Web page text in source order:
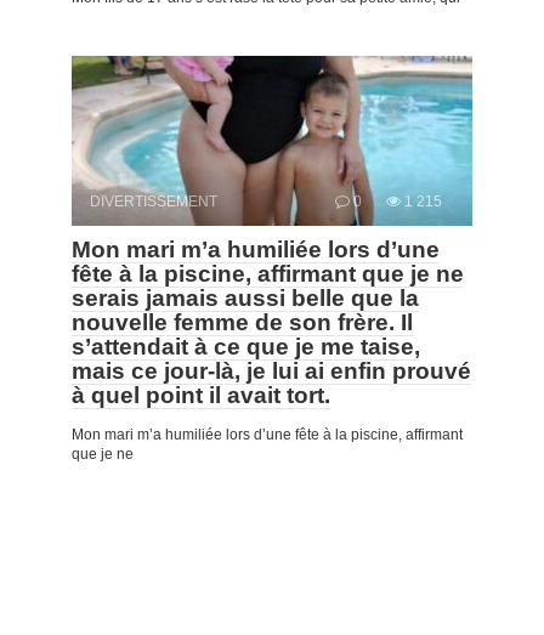
DIVERTISSEMENT 0 1 215
Mon mari m’a humiliée lors d’une
fête à la piscine, affirmant que je ne
serais jamais aussi belle que la
nouvelle femme de son frère. Il
s’attendait à ce que je me taise,
mais ce jour-là, je lui ai enfin prouvé
à quel point il avait tort.
Mon mari m’a humiliée lors d’une fête à la piscine, affirmant
que je ne